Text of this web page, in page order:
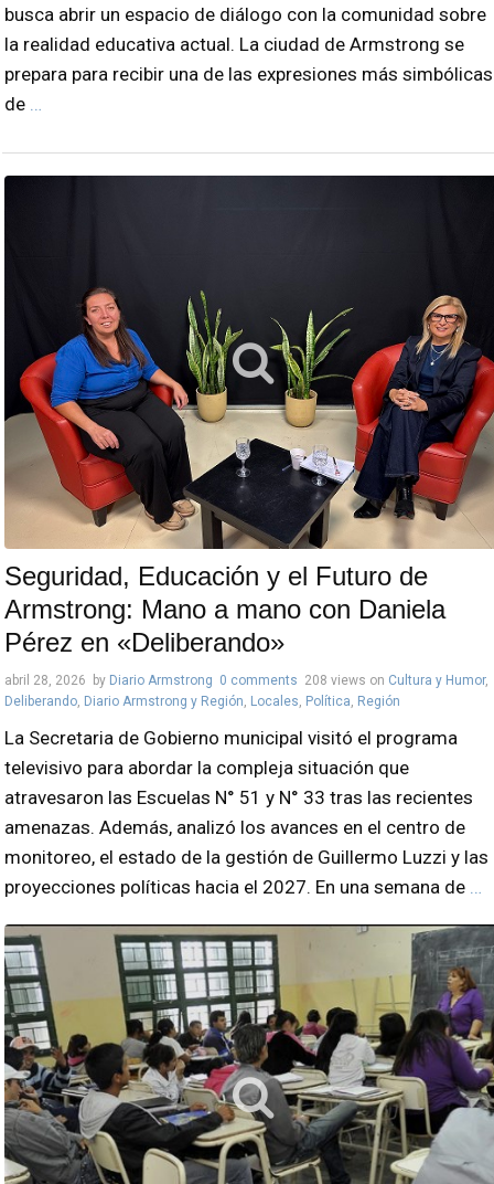
busca abrir un espacio de diálogo con la comunidad sobre
la realidad educativa actual. La ciudad de Armstrong se
prepara para recibir una de las expresiones más simbólicas
de …
Seguridad, Educación y el Futuro de
Armstrong: Mano a mano con Daniela
Pérez en «Deliberando»
abril 28, 2026 by Diario Armstrong 0 comments 208 views on Cultura y Humor,
Deliberando, Diario Armstrong y Región, Locales, Política, Región
La Secretaria de Gobierno municipal visitó el programa
televisivo para abordar la compleja situación que
atravesaron las Escuelas N° 51 y N° 33 tras las recientes
amenazas. Además, analizó los avances en el centro de
monitoreo, el estado de la gestión de Guillermo Luzzi y las
proyecciones políticas hacia el 2027. En una semana de